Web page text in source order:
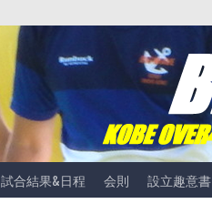
試合結果&日程 会則 設立趣意書